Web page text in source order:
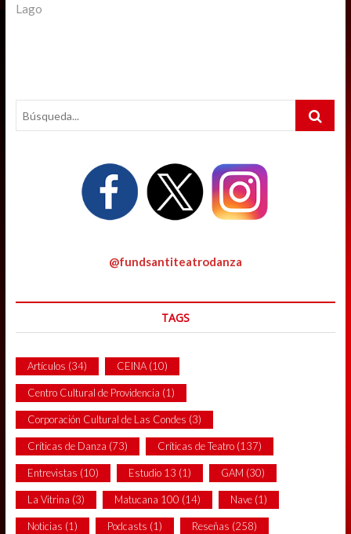
Lago
Search
@fundsantiteatrodanza
TAGS
Artículos (34) CEINA(10)
Centro Cultural de Providencia (1)
Corporación Cultural de Las Condes (3)
Críticas de Danza (73) Críticas de Teatro(137)
Entrevistas (10) Estudio 13 (1) GAM (30)
La Vitrina (3) Matucana 100 (14) Nave(1)
Noticias (1) Podcasts (1) Reseñas (258)